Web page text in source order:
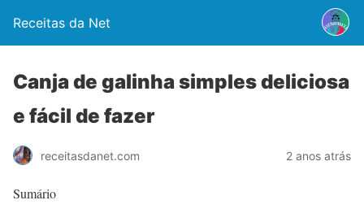
Receitas da Net
Canja de galinha simples deliciosa
e fácil de fazer
receitasdanet.com 2 anos atrás
Sumário